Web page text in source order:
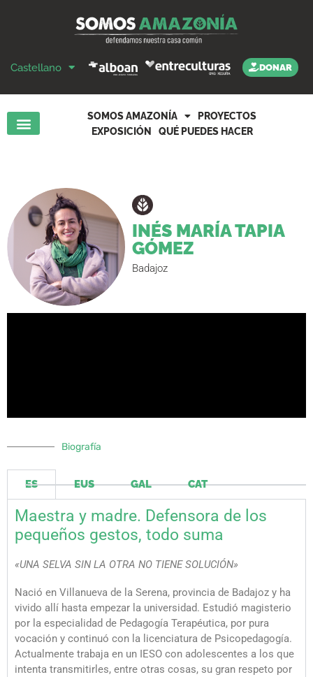
Castellano DONAR
SOMOS AMAZONÍA
PROYECTOS
EXPOSICIÓN
QUÉ PUEDES HACER
INÉS MARÍA TAPIA
GÓMEZ
Badajoz
Biografía
ES EUS GAL CAT
Maestra y madre. Defensora de los
pequeños gestos, todo suma
«UNA SELVA SIN LA OTRA NO TIENE SOLUCIÓN»
Nació en Villanueva de la Serena, provincia de Badajoz y ha
vivido allí hasta empezar la universidad. Estudió magisterio
por la especialidad de Pedagogía Terapéutica, por pura
vocación y continuó con la licenciatura de Psicopedagogía.
Actualmente trabaja en un IESO con adolescentes a los que
intenta transmitirles, entre otras cosas, su gran respeto por